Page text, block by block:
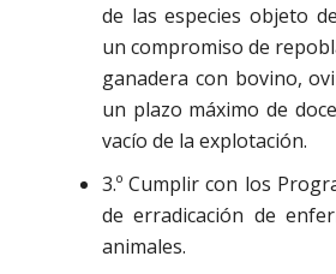
de las especies objeto
un compromiso de
ganadera con bovino,
un plazo máximo de
vacío de la explotación.
3.º Cumplir con los
de erradicación de
animales.